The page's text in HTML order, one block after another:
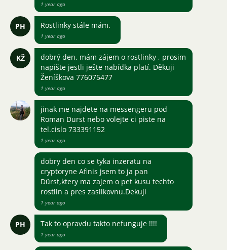
1 year ago
PH Rostlinky stále mám.
1 year ago
KŽ
dobrý den, mám zájem o rostlinky , prosim
napište jestli ješte nabídka platí. Děkuji
Ženíškova 776075477
1 year ago
jinak me najdete na messengeru pod
Roman Durst nebo volejte ci piste na
tel.cislo 733391152
1 year ago
dobry den co se tyka inzeratu na
cryptoryne Afinis jsem to ja pan
Dürst,ktery ma zajem o pet kusu techto
rostlin a pres zasilkovnu.Dekuji
1 year ago
PH Tak to opravdu takto nefunguje !!!!
1 year ago